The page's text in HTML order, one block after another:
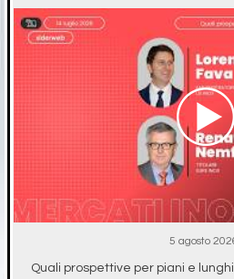
5 agosto
Quali prospettive per piani e